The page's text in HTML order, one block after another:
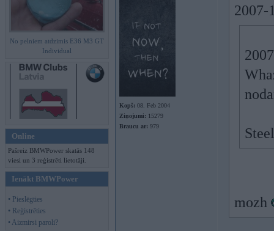
No pelniem atdzimis E36 M3 GT
Individual
Online
Pašreiz BMWPower skatās 148
viesi un 3 reģistrēti lietotāji.
Ienākt BMWPower
• Pieslēgties
• Reģistrēties
• Aizmirsi paroli?
Kopš: 08. Feb 2004
Ziņojumi: 15279
Braucu ar: 979
2007-
mozh